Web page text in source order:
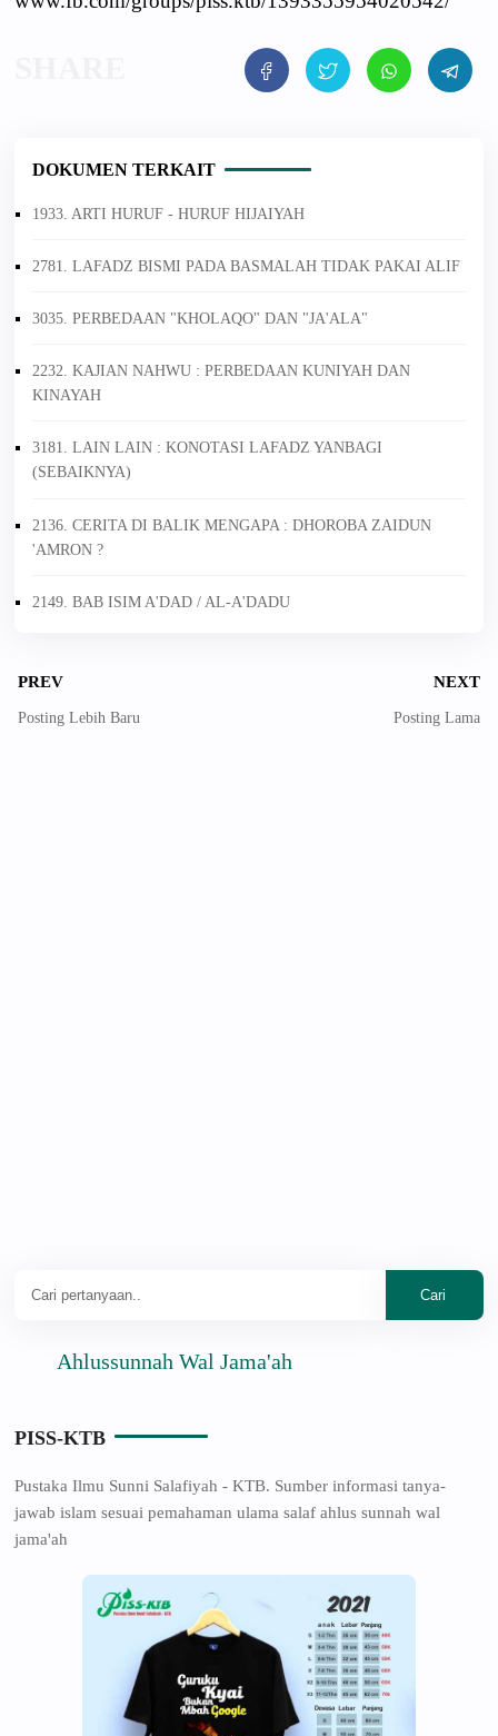
DOKUMEN TERKAIT
1933. ARTI HURUF - HURUF HIJAIYAH
2781. LAFADZ BISMI PADA BASMALAH TIDAK PAKAI ALIF
3035. PERBEDAAN "KHOLAQO" DAN "JA'ALA"
2232. KAJIAN NAHWU : PERBEDAAN KUNIYAH DAN
KINAYAH
3181. LAIN LAIN : KONOTASI LAFADZ YANBAGI
(SEBAIKNYA)
2136. CERITA DI BALIK MENGAPA : DHOROBA ZAIDUN
'AMRON ?
2149. BAB ISIM A'DAD / AL-A'DADU
PREV
Posting Lebih Baru
NEXT
Posting Lama
Ahlussunnah Wal Jama'ah
PISS-KTB
Pustaka Ilmu Sunni Salafiyah - KTB. Sumber informasi tanya-
jawab islam sesuai pemahaman ulama salaf ahlus sunnah wal
jama'ah